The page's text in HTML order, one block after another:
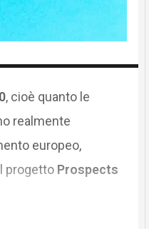
, cioè quanto le
realmente
europeo,
progetto Prospects